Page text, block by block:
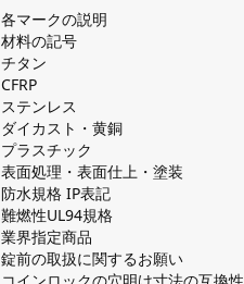
各マークの説明
材料の記号
チタン
CFRP
ステンレス
ダイカスト・⻩銅
プラスチック
表面処理・表面仕上・塗装
防⽔規格 IP表記
難燃性UL94規格
業界指定商品
錠前の取扱に関するお願い